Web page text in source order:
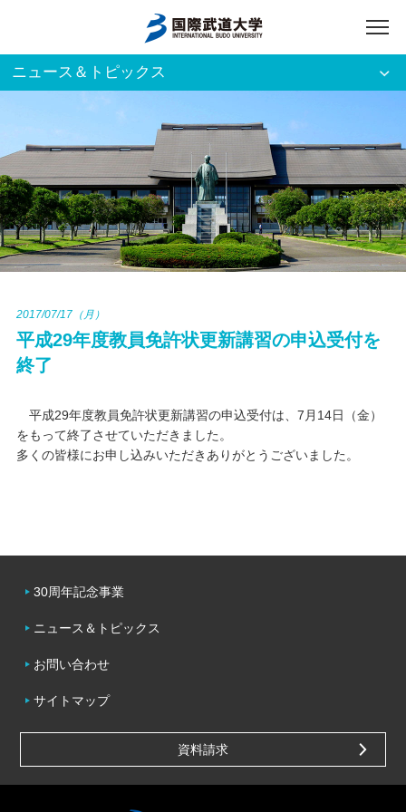
アクセス 入試資料請求
ご利用者別
ホーム
大学案内
キャンパスライフ
ニュース＆トピックス
2017/07/17（月）
平成29年度教員免許状更新講習の申込受付を
終了
平成29年度教員免許状更新講習の申込受付は、7月14日（金）
をもって終了させていただきました。
多くの皆様にお申し込みいただきありがとうございました。
30周年記念事業
ニュース＆トピックス
お問い合わせ
サイトマップ
資料請求